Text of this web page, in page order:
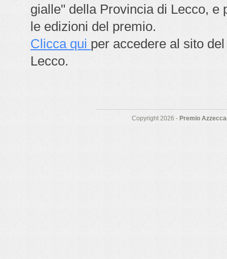
gialle" della Provincia di Lecco, e
le edizioni del premio.
Clicca qui per accedere al sito
Lecco.
Copyright 2026 - Premio